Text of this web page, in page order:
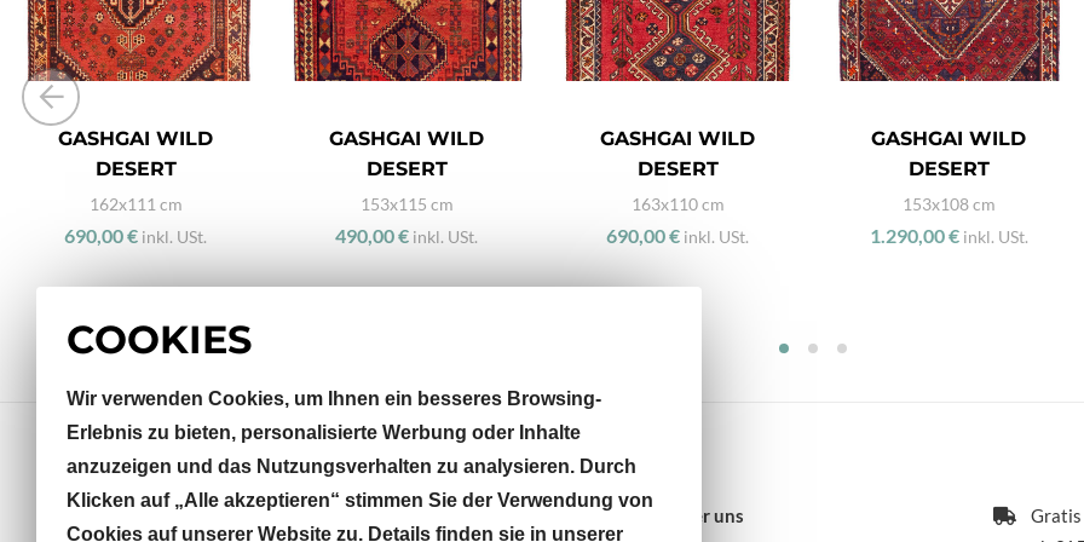
GASHGAI WILD
DESERT
162x111 cm
690,00 € inkl. USt.
GASHGAI WILD
DESERT
153x115 cm
490,00 € inkl. USt.
GASHGAI WILD
DESERT
163x110 cm
690,00 € inkl. USt.
GASHGAI WILD
DESERT
153x108 cm
1.290,00 € inkl. USt.
COOKIES
Wir verwenden Cookies, um Ihnen ein besseres Browsing-
Erlebnis zu bieten, personalisierte Werbung oder Inhalte
anzuzeigen und das Nutzungsverhalten zu analysieren. Durch
Klicken auf „Alle akzeptieren“ stimmen Sie der Verwendung von
Cookies auf unserer Website zu. Details finden sie in unserer
Über uns
Gratis